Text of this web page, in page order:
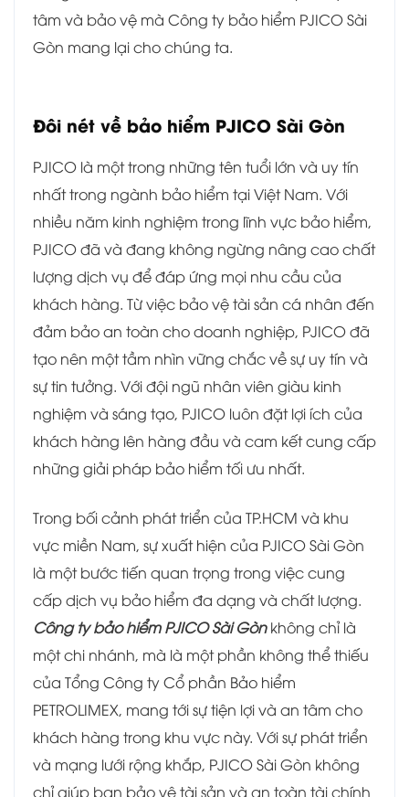
tâm và bảo vệ mà Công ty bảo hiểm PJICO Sài
Gòn mang lại cho chúng ta.
Đôi nét về bảo hiểm PJICO Sài Gòn
PJICO là một trong những tên tuổi lớn và uy tín
nhất trong ngành bảo hiểm tại Việt Nam. Với
nhiều năm kinh nghiệm trong lĩnh vực bảo hiểm,
PJICO đã và đang không ngừng nâng cao chất
lượng dịch vụ để đáp ứng mọi nhu cầu của
khách hàng. Từ việc bảo vệ tài sản cá nhân đến
đảm bảo an toàn cho doanh nghiệp, PJICO đã
tạo nên một tầm nhìn vững chắc về sự uy tín và
sự tin tưởng. Với đội ngũ nhân viên giàu kinh
nghiệm và sáng tạo, PJICO luôn đặt lợi ích của
khách hàng lên hàng đầu và cam kết cung cấp
những giải pháp bảo hiểm tối ưu nhất.
Trong bối cảnh phát triển của TP.HCM và khu
vực miền Nam, sự xuất hiện của PJICO Sài Gòn
là một bước tiến quan trọng trong việc cung
cấp dịch vụ bảo hiểm đa dạng và chất lượng.
Công ty bảo hiểm PJICO Sài Gònkhông chỉ là
một chi nhánh, mà là một phần không thể thiếu
của Tổng Công ty Cổ phần Bảo hiểm
PETROLIMEX, mang tới sự tiện lợi và an tâm cho
khách hàng trong khu vực này. Với sự phát triển
và mạng lưới rộng khắp, PJICO Sài Gòn không
chỉ giúp bạn bảo vệ tài sản và an toàn tài chính